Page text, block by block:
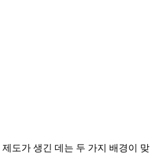
제도가 생긴 데는 두 가지 배경이 맞